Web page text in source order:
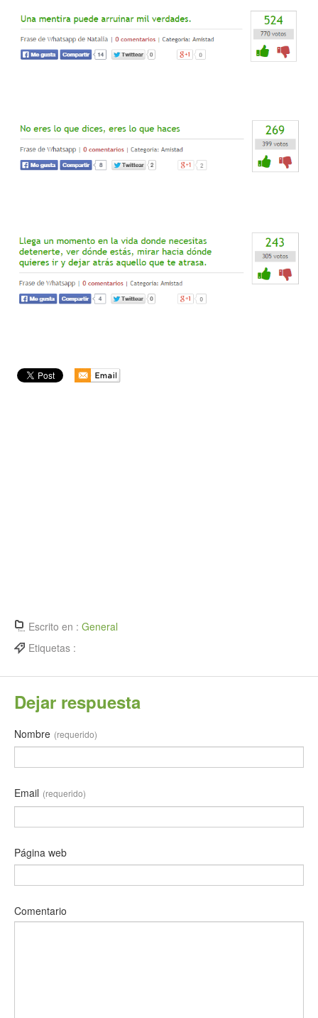
Escrito en : General
Etiquetas :
Dejar respuesta
Nombre (requerido)
Email (requerido)
Página web
Comentario